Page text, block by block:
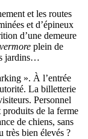
et les routes
et d’épineux
d’une demeure
plein de
jardins…
». À l’entrée
La billetterie
Personnel
de la ferme
de chiens, sans
très bien élevés ?